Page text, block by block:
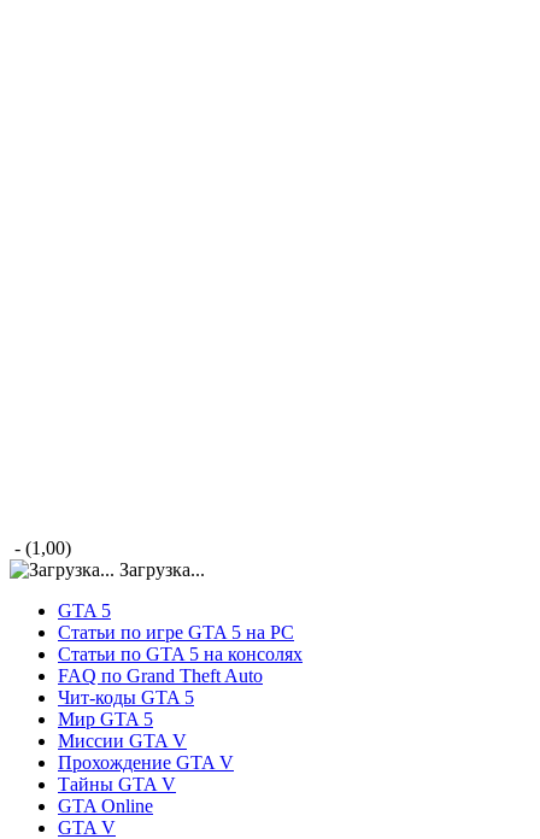
- (1,00)
Загрузка...
GTA 5
Статьи по игре GTA 5 на PC
Статьи по GTA 5 на консолях
FAQ по Grand Theft Auto
Чит-коды GTA 5
Мир GTA 5
Миссии GTA V
Прохождение GTA V
Тайны GTA V
GTA Online
GTA V